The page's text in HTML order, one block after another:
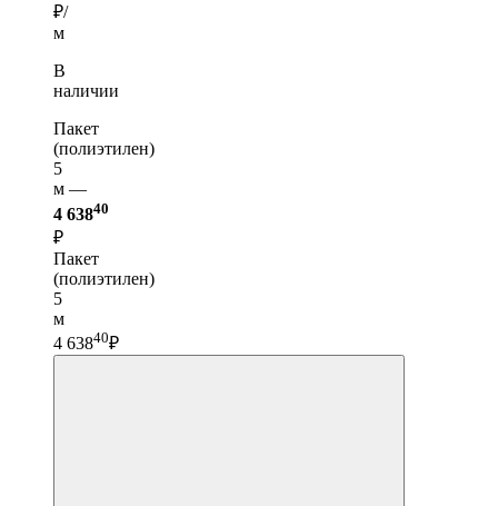
₽/
м
В
наличии
Пакет
(полиэтилен)
5
м —
4 63840
₽
Пакет
(полиэтилен)
5
м
4 63840₽